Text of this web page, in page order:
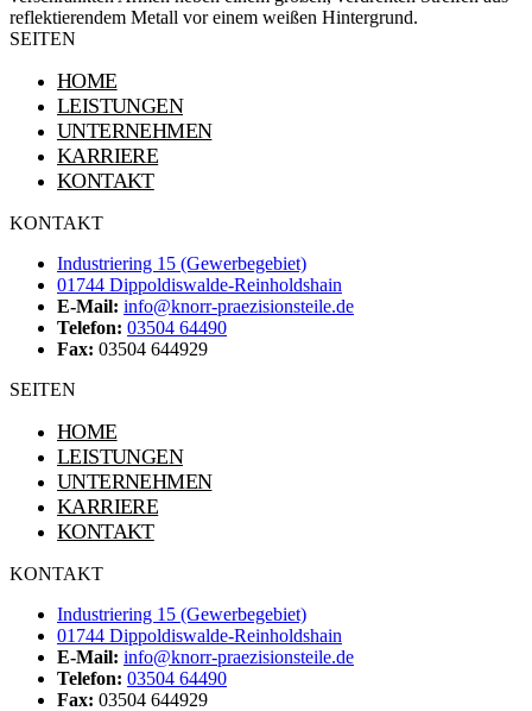
SEITEN
HOME
LEISTUNGEN
UNTERNEHMEN
KARRIERE
KONTAKT
KONTAKT
Industriering 15 (Gewerbegebiet)
01744 Dippoldiswalde-Reinholdshain
E-Mail: info@knorr-praezisionsteile.de
Telefon: 03504 64490
Fax: 03504 644929
SEITEN
HOME
LEISTUNGEN
UNTERNEHMEN
KARRIERE
KONTAKT
KONTAKT
Industriering 15 (Gewerbegebiet)
01744 Dippoldiswalde-Reinholdshain
E-Mail: info@knorr-praezisionsteile.de
Telefon: 03504 64490
Fax: 03504 644929